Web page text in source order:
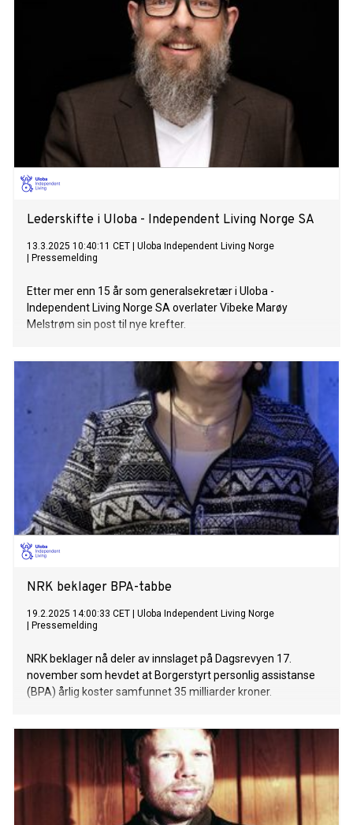
Lederskifte i Uloba - Independent Living Norge SA
13.3.2025 10:40:11 CET
Uloba Independent Living Norge
Pressemelding
Etter mer enn 15 år som generalsekretær i Uloba -
Independent Living Norge SA overlater Vibeke Marøy
Melstrøm sin post til nye krefter.
NRK beklager BPA-tabbe
19.2.2025 14:00:33 CET
Uloba Independent Living Norge
Pressemelding
NRK beklager nå deler av innslaget på Dagsrevyen 17.
november som hevdet at Borgerstyrt personlig assistanse
(BPA) årlig koster samfunnet 35 milliarder kroner.